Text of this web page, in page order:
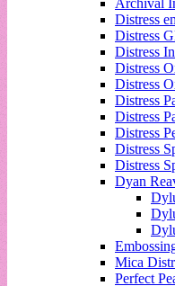
Distress
Distress
Distress
Distress
Distress
Distress
Distress
Distress
Distress
Distress
Dyan
Mica
Perfect